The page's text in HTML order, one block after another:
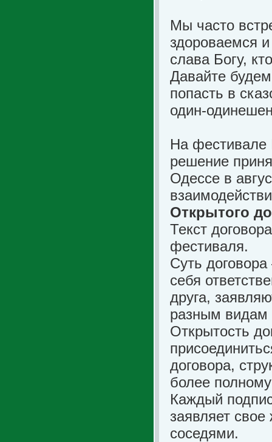
Мы часто
здороваемся
слава Богу,
Давайте
попасть в
один-
На фестивале
решение
Одессе в
Открытого
Текст
фестиваля.
Суть
себя
друга,
разным видам
Открытость
договора,
более
Каждый
заявляет
соседями.